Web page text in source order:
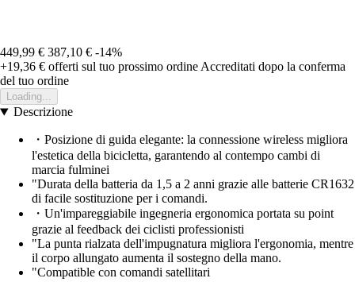
449,99 € 387,10 € -14%
+19,36 € offerti sul tuo prossimo ordine Accreditati dopo la conferma
del tuo ordine
Loading...
Descrizione
・Posizione di guida elegante: la connessione wireless migliora
l'estetica della bicicletta, garantendo al contempo cambi di
marcia fulminei
"Durata della batteria da 1,5 a 2 anni grazie alle batterie CR1632
di facile sostituzione per i comandi.
・Un'impareggiabile ingegneria ergonomica portata su point
grazie al feedback dei ciclisti professionisti
"La punta rialzata dell'impugnatura migliora l'ergonomia, mentre
il corpo allungato aumenta il sostegno della mano.
"Compatible con comandi satellitari